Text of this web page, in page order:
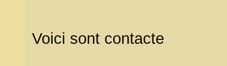
Voici sont contacte